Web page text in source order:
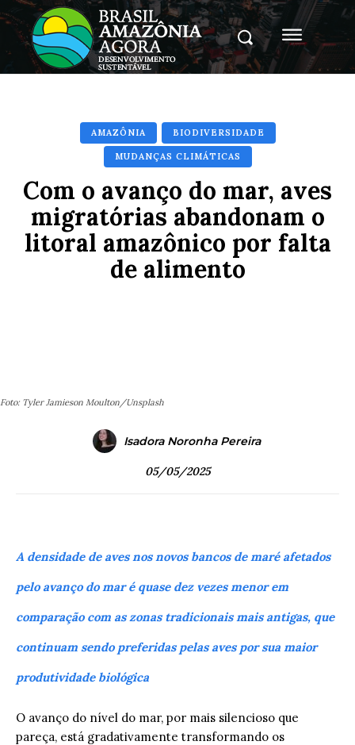
AMAZÔNIA BIODIVERSIDADE
MUDANÇAS CLIMÁTICAS
Com o avanço do mar, aves
migratórias abandonam o
litoral amazônico por falta
de alimento
Foto: Tyler Jamieson Moulton/Unsplash
Isadora Noronha Pereira
05/05/2025
A densidade de aves nos novos bancos de maré afetados
pelo avanço do mar é quase dez vezes menor em
comparação com as zonas tradicionais mais antigas, que
continuam sendo preferidas pelas aves por sua maior
produtividade biológica
O avanço do nível do mar, por mais silencioso que
pareça, está gradativamente transformando os